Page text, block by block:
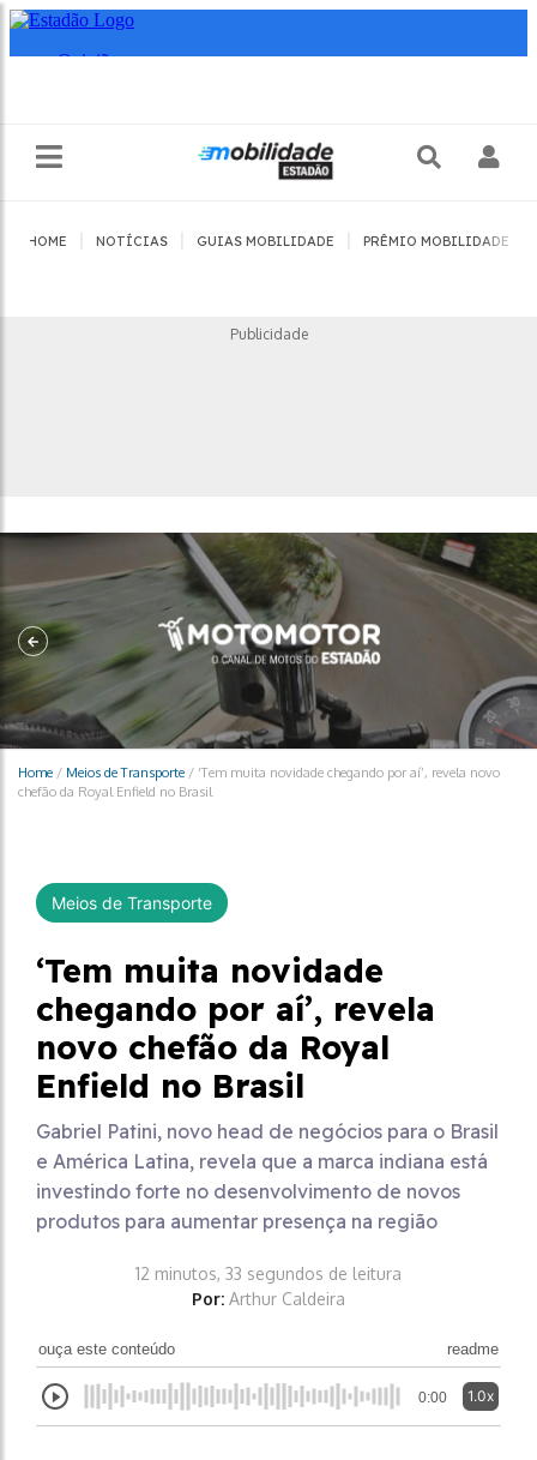
HOME NOTÍCIAS GUIAS MOBILIDADE PRÊMIO MOBILIDADE
Publicidade
Home / Meios de Transporte / ‘Tem muita novidade chegando por aí’, revela novo
chefão da Royal Enfield no Brasil
Meios de Transporte
‘Tem muita novidade
chegando por aí’, revela
novo chefão da Royal
Enfield no Brasil
Gabriel Patini, novo head de negócios para o Brasil
e América Latina, revela que a marca indiana está
investindo forte no desenvolvimento de novos
produtos para aumentar presença na região
12 minutos, 33 segundos de leitura
Por: Arthur Caldeira
ouça este conteúdo readme
0:00 1.0x